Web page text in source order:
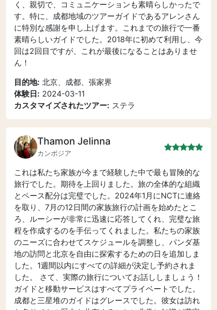
く、親切で、コミュニケーションも素晴らしかったで
す。特に、成都地域のツアーガイドであるアレンさん
に特別な感謝を申し上げます。これまでの旅行で一番
素晴らしいガイドでした。2018年に初めて利用し、今
回は2回目ですが、これが最後になることはありませ
ん！
目的地: 北京、成都、張家界
体験日: 2024-03-11
カスタマイズされたツアー: ステラ
Thamon Jelinna
カンボジア
これは私たち家族が今まで経験した中で最も冒険的な
旅行でした。期待を上回りました。旅の全体的な組織
とペース配分は完璧でした。2024年1月にNCTに連絡
を取り、7月の12日間の家族旅行の計画を始めたとこ
ろ、ルーシーが非常に迅速に応答してくれ、完璧な旅
程を作成するのを手伝ってくれました。私たちの家族
のニーズに合わせてスケジュールを調整し、パンダ基
地の訪問と北京を自由に探索するための日を追加しま
した。1週間以内にすべての詳細が決定し予約されま
した。 さて、実際の旅行についてお話ししましょう！
ガイドと移動サービスはすべてプライベートでした。
成都と三星堆のガイドはグレースでした。彼女は訪れ